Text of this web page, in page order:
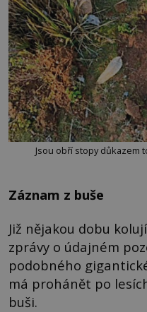
Jsou obří stopy důkazem
Záznam z buše
Již nějakou dobu
zprávy o údajném
podobného
má prohánět po
buši.